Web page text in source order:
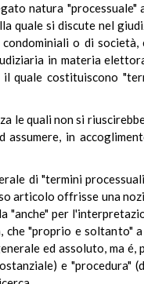
natura
quale si discute nel
o di
in materia
costituiscono
le quali non si
in
di "termini
articolo offrisse una
per
che "proprio e
ed assoluto, ma
e